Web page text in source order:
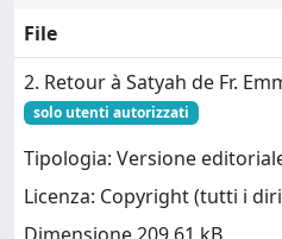
File
2. Retour à Satyah de Fr.
solo utenti autorizzati
Tipologia: Versione
Licenza: Copyright (tutti i